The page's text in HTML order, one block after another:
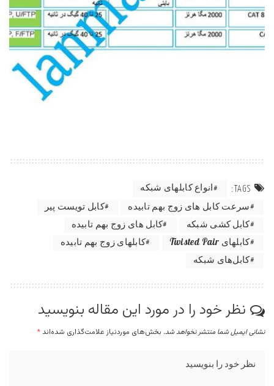
TAGS:
انواع کابلهای شبکه
سرعت کابل های زوج بهم تابیده
کابل تویست پیر
کابل کشی شبکه
کابل های زوج بهم تابیده
کابلهای Twisted Pair
کابلهای زوج بهم تابیده
کابل‌های شبکه
نظر خود را در مورد این مقاله بنویسید
نشانی ایمیل شما منتشر نخواهد شد. بخش‌های موردنیاز علامت‌گذاری شده‌اند *